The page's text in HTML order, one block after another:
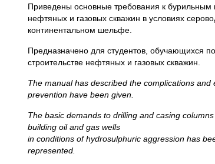
Приведены основные требования к бурильным
нефтяных и газовых скважин в условиях
континентальном шельфе.
Предназначено для студентов, обучающихся
строительстве нефтяных и газовых скважин.
The manual has described the complications and
prevention have been given.
The basic demands to drilling and casing
building oiland gas wells
in conditions of hydrosulphuric aggression has
represented.